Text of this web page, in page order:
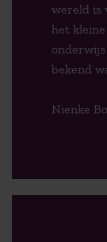
wereld is
het
bekend
Nienke